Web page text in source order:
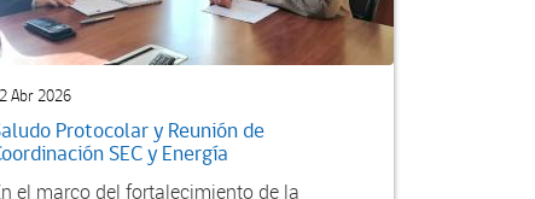
Abr 2026
Protocolar y Reunión de
SEC y Energía
el marco del fortalecimiento de la